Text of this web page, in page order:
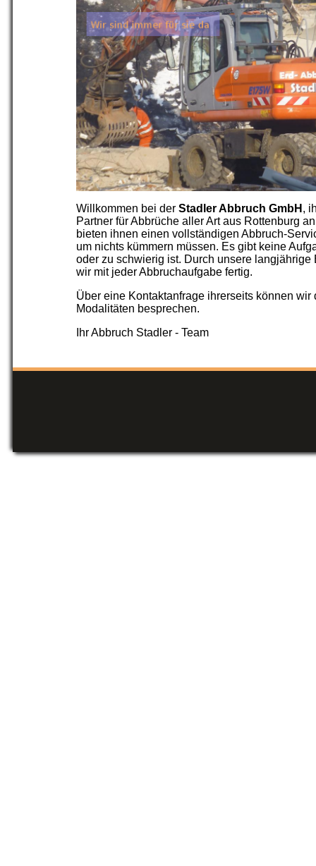
Willkommen bei der Stadler Abbruch GmbH ,
Partner für Abbrüche aller Art aus Rottenburg
bieten ihnen einen vollständigen Abbruch-
um nichts kümmern müssen. Es gibt keine
oder zu schwierig ist. Durch unsere langjährige
wir mit jeder Abbruchaufgabe fertig.
Über eine Kontaktanfrage ihrerseits können wir
Modalitäten besprechen.
Ihr Abbruch Stadler - Team